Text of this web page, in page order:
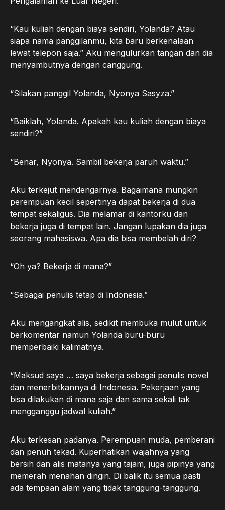
“Kau kuliah dengan biaya sendiri, Yolanda? Atau
siapa nama panggilanmu, kita baru berkenalaan
lewat telepon saja.” Aku mengulurkan tangan dan dia
menyambutnya dengan canggung.
“Silakan panggil Yolanda, Nyonya Sasyza.”
“Baiklah, Yolanda. Apakah kau kuliah dengan biaya
sendiri?”
“Benar, Nyonya. Sambil bekerja paruh waktu.”
Aku terkejut mendengarnya. Bagaimana mungkin
perempuan kecil sepertinya dapat bekerja di dua
tempat sekaligus. Dia melamar di kantorku dan
bekerja juga di tempat lain. Jangan lupakan dia juga
seorang mahasiswa. Apa dia bisa membelah diri?
“Oh ya? Bekerja di mana?”
“Sebagai penulis tetap di Indonesia.”
Aku mengangkat alis, sedikit membuka mulut untuk
berkomentar namun Yolanda buru-buru
memperbaiki kalimatnya.
“Maksud saya … saya bekerja sebagai penulis novel
dan menerbitkannya di Indonesia. Pekerjaan yang
bisa dilakukan di mana saja dan sama sekali tak
mengganggu jadwal kuliah.”
Aku terkesan padanya. Perempuan muda, pemberani
dan penuh tekad. Kuperhatikan wajahnya yang
bersih dan alis matanya yang tajam, juga pipinya yang
memerah menahan dingin. Di balik itu semua pasti
ada tempaan alam yang tidak tanggung-tanggung.